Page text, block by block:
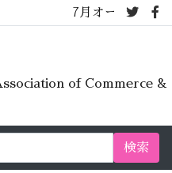
7月オープンライブラリ
of Commerce &
検索